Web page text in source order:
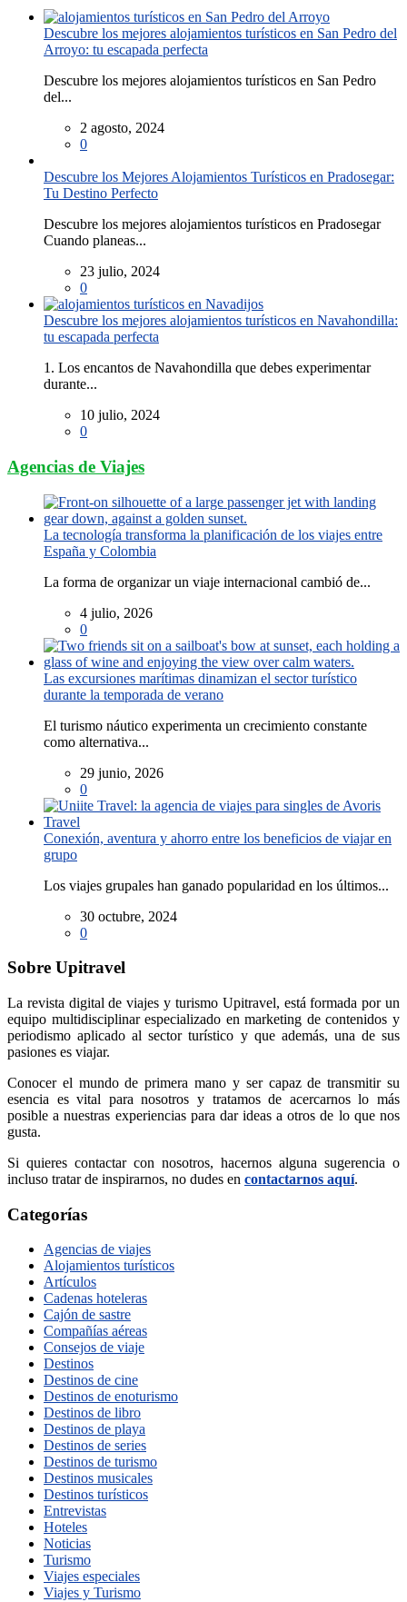
Descubre los mejores alojamientos turísticos en San Pedro del
Arroyo: tu escapada perfecta
Descubre los mejores alojamientos turísticos en San Pedro
del...
2 agosto, 2024
0
Descubre los Mejores Alojamientos Turísticos en Pradosegar:
Tu Destino Perfecto
Descubre los mejores alojamientos turísticos en Pradosegar
Cuando planeas...
23 julio, 2024
0
Descubre los mejores alojamientos turísticos en Navahondilla:
tu escapada perfecta
1. Los encantos de Navahondilla que debes experimentar
durante...
10 julio, 2024
0
Agencias de Viajes
La tecnología transforma la planificación de los viajes entre
España y Colombia
La forma de organizar un viaje internacional cambió de...
4 julio, 2026
0
Las excursiones marítimas dinamizan el sector turístico
durante la temporada de verano
El turismo náutico experimenta un crecimiento constante
como alternativa...
29 junio, 2026
0
Conexión, aventura y ahorro entre los beneficios de viajar en
grupo
Los viajes grupales han ganado popularidad en los últimos...
30 octubre, 2024
0
Sobre Upitravel
La revista digital de viajes y turismo Upitravel, está formada por un
equipo multidisciplinar especializado en marketing de contenidos y
periodismo aplicado al sector turístico y que además, una de sus
pasiones es viajar.
Conocer el mundo de primera mano y ser capaz de transmitir su
esencia es vital para nosotros y tratamos de acercarnos lo más
posible a nuestras experiencias para dar ideas a otros de lo que nos
gusta.
Si quieres contactar con nosotros, hacernos alguna sugerencia o
incluso tratar de inspirarnos, no dudes en contactarnos aquí.
Categorías
Agencias de viajes
Alojamientos turísticos
Artículos
Cadenas hoteleras
Cajón de sastre
Compañías aéreas
Consejos de viaje
Destinos
Destinos de cine
Destinos de enoturismo
Destinos de libro
Destinos de playa
Destinos de series
Destinos de turismo
Destinos musicales
Destinos turísticos
Entrevistas
Hoteles
Noticias
Turismo
Viajes especiales
Viajes y Turismo